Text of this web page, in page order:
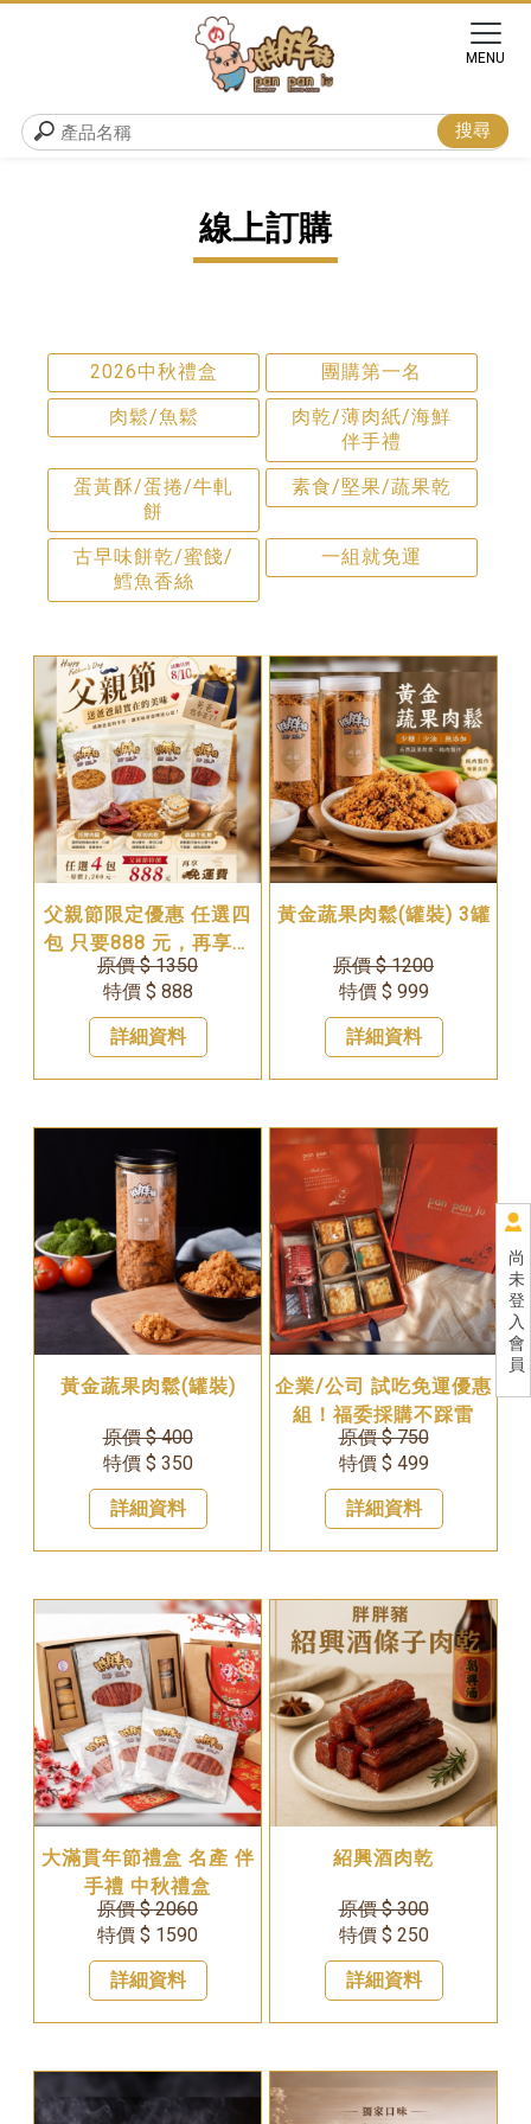
尚
未
登
入
會
員
線上訂購
2026中秋禮盒
團購第一名
肉鬆/魚鬆
肉乾/薄肉紙/海鮮
伴手禮
蛋黃酥/蛋捲/牛軋
餅
素食/堅果/蔬果乾
古早味餅乾/蜜餞/
鱈魚香絲
一組就免運
父親節限定優惠 任選四
包 只要888 元，再享免
運費！活動只到 8 月 10
日
原價 $ 1350
特價 $ 888
詳細資料
黃金蔬果肉鬆(罐裝) 3罐
原價 $ 1200
特價 $ 999
詳細資料
黃金蔬果肉鬆(罐裝)
原價 $ 400
特價 $ 350
詳細資料
企業/公司 試吃免運優惠
組！福委採購不踩雷
原價 $ 750
特價 $ 499
詳細資料
大滿貫年節禮盒 名產 伴
手禮 中秋禮盒
原價 $ 2060
特價 $ 1590
詳細資料
紹興酒肉乾
原價 $ 300
特價 $ 250
詳細資料